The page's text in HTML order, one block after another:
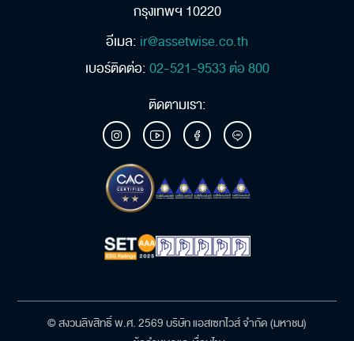
กรุงเทพฯ 10220
อีเมล: ir@assetwise.co.th
เบอร์ติดต่อ:02-521-9533 ต่อ 800
ติดตามเรา:
© สงวนลิขสิทธิ์ พ.ศ. 2569 บริษัท แอสเซทไวส์ จำกัด (มหาชน)